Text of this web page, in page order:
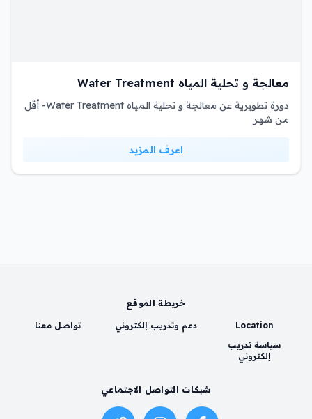
معالجة و تحلية المياه Water Treatment
دورة تطويرية عن معالجة و تحلية المياه Water Treatment- أقل
من شهر
اعرف المزيد
خريطة الموقع
Location دعم وتدريب إلكتروني
تواصل معنا
سياسة تدريب
إلكتروني
شبكات التواصل الاجتماعي